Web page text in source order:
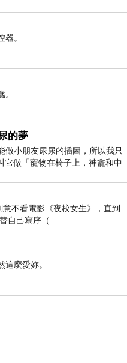
。
的夢
做小朋友尿尿的插圖，所以我只
它做「寵物在椅子上，神龕和中
六月底
不看電影《夜校女生》，直到
自己寫序（
麼愛妳。